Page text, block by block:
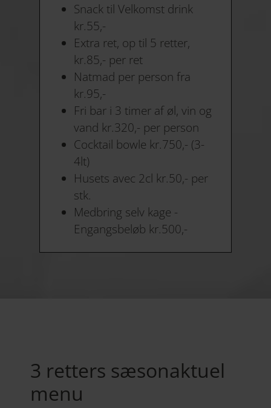
Snack til Velkomst drink
kr.55,-
Extra ret, op til 5 retter,
kr.85,- per ret
Natmad per person fra
kr.95,-
Fri bar i 3 timer af øl, vin og
vand kr.320,- per person
Cocktail bowle kr.750,- (3-
4lt)
Husets avec 2cl kr.50,- per
stk.
Medbring selv kage -
Engangsbeløb kr.500,-
3 retters sæsonaktuel
menu